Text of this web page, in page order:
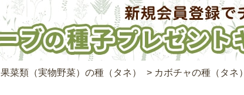
果菜類（実物野菜）の種（タネ） > カボチャの種（タネ）